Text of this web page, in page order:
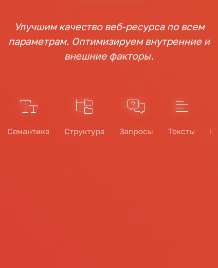
Улучшим качество веб-ресурса по всем
параметрам. Оптимизируем внутренние и
внешние факторы.
Семантика Структура Запросы Тексты